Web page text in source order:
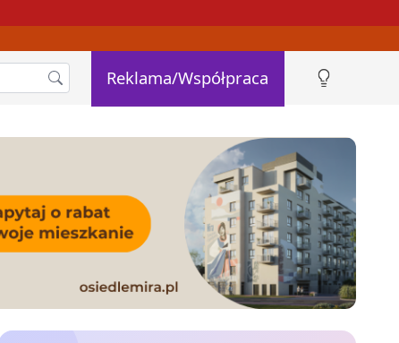
Reklama/Współpraca